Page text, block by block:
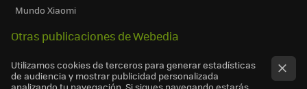
Mundo Xiaomi
Otras publicaciones de Webedia
Utilizamos cookies de terceros para generar estadísticas
de audiencia y mostrar publicidad personalizada